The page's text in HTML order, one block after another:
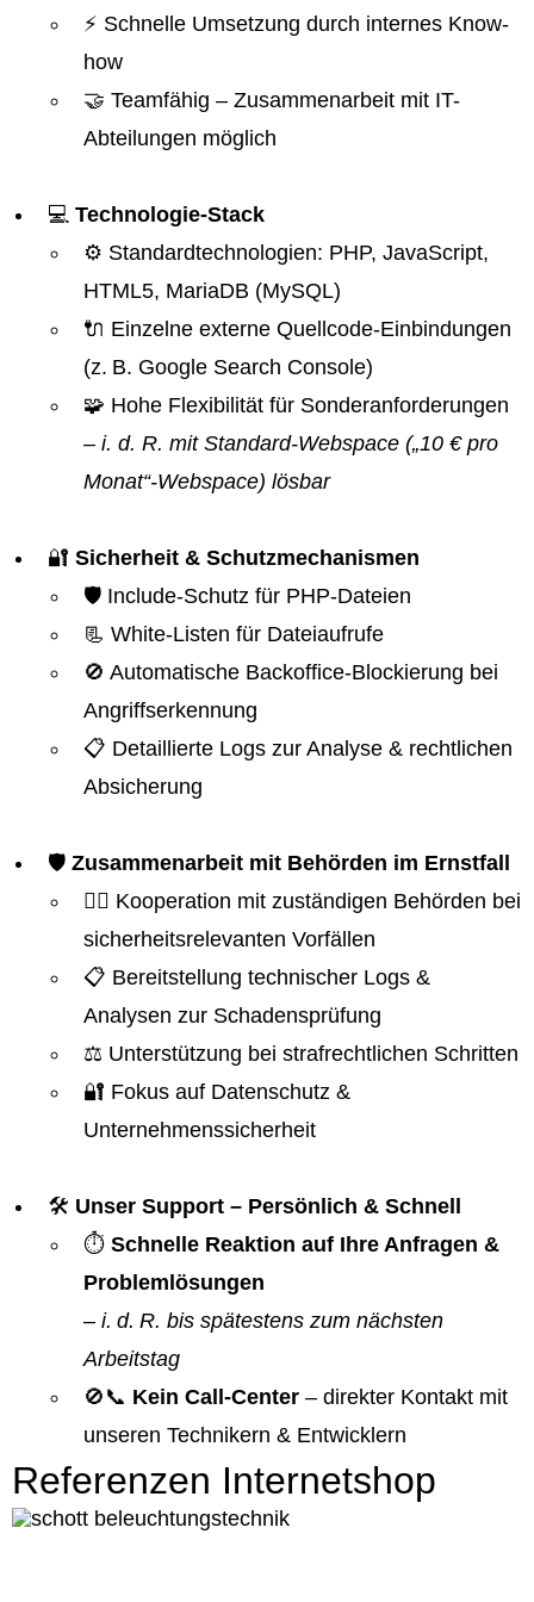
⚡ Schnelle Umsetzung durch internes Know-
how
🤝 Teamfähig – Zusammenarbeit mit IT-
Abteilungen möglich
💻 Technologie-Stack
⚙️ Standardtechnologien: PHP, JavaScript,
HTML5, MariaDB (MySQL)
🔌 Einzelne externe Quellcode-Einbindungen
(z. B. Google Search Console)
🧩 Hohe Flexibilität für Sonderanforderungen
– i. d. R. mit Standard-Webspace („10 € pro
Monat“-Webspace) lösbar
🔐 Sicherheit & Schutzmechanismen
🛡️ Include-Schutz für PHP-Dateien
📃 White-Listen für Dateiaufrufe
🚫 Automatische Backoffice-Blockierung bei
Angriffserkennung
📋 Detaillierte Logs zur Analyse & rechtlichen
Absicherung
🛡️ Zusammenarbeit mit Behörden im Ernstfall
👮‍♂️ Kooperation mit zuständigen Behörden bei
sicherheitsrelevanten Vorfällen
📋 Bereitstellung technischer Logs &
Analysen zur Schadensprüfung
⚖️ Unterstützung bei strafrechtlichen Schritten
🔐 Fokus auf Datenschutz &
Unternehmenssicherheit
🛠️ Unser Support – Persönlich & Schnell
⏱️ Schnelle Reaktion auf Ihre Anfragen &
Problemlösungen
– i. d. R. bis spätestens zum nächsten
Arbeitstag
🚫📞 Kein Call-Center – direkter Kontakt mit
unseren Technikern & Entwicklern
Referenzen Internetshop